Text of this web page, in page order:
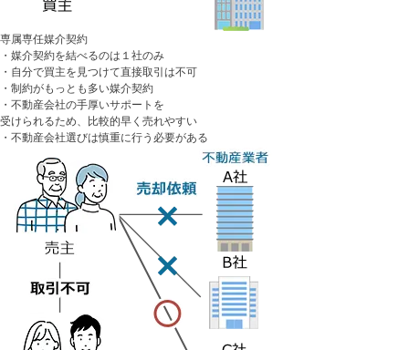
専属専任媒介契約
・媒介契約を結べるのは１社のみ
・自分で買主を見つけて直接取引は不可
・制約がもっとも多い媒介契約
・不動産会社の手厚いサポートを
受けられるため、比較的早く売れやすい
・不動産会社選びは慎重に行う必要がある